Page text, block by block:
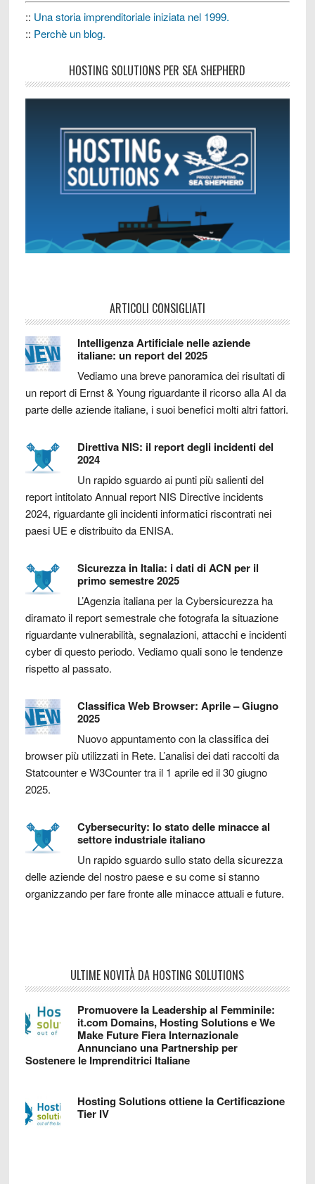
:: Una storia imprenditoriale iniziata nel 1999.
:: Perchè un blog.
HOSTING SOLUTIONS PER SEA SHEPHERD
ARTICOLI CONSIGLIATI
Intelligenza Artificiale nelle aziende
italiane: un report del 2025
Vediamo una breve panoramica dei risultati di
un report di Ernst & Young riguardante il ricorso alla AI da
parte delle aziende italiane, i suoi benefici molti altri fattori.
Direttiva NIS: il report degli incidenti del
2024
Un rapido sguardo ai punti più salienti del
report intitolato Annual report NIS Directive incidents
2024, riguardante gli incidenti informatici riscontrati nei
paesi UE e distribuito da ENISA.
Sicurezza in Italia: i dati di ACN per il
primo semestre 2025
L’Agenzia italiana per la Cybersicurezza ha
diramato il report semestrale che fotografa la situazione
riguardante vulnerabilità, segnalazioni, attacchi e incidenti
cyber di questo periodo. Vediamo quali sono le tendenze
rispetto al passato.
Classifica Web Browser: Aprile – Giugno
2025
Nuovo appuntamento con la classifica dei
browser più utilizzati in Rete. L’analisi dei dati raccolti da
Statcounter e W3Counter tra il 1 aprile ed il 30 giugno
2025.
Cybersecurity: lo stato delle minacce al
settore industriale italiano
Un rapido sguardo sullo stato della sicurezza
delle aziende del nostro paese e su come si stanno
organizzando per fare fronte alle minacce attuali e future.
ULTIME NOVITÀ DA HOSTING SOLUTIONS
Promuovere la Leadership al Femminile:
it.com Domains, Hosting Solutions e We
Make Future Fiera Internazionale
Annunciano una Partnership per
Sostenere le Imprenditrici Italiane
Hosting Solutions ottiene la Certificazione
Tier IV